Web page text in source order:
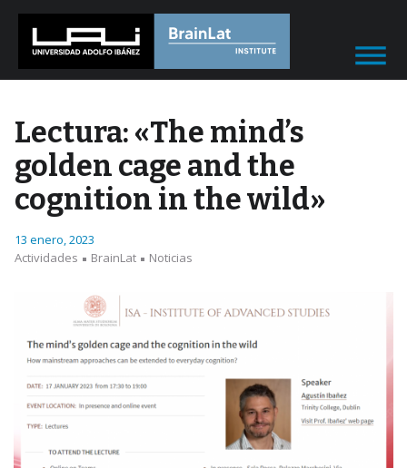
Lectura: «The mind’s
golden cage and the
cognition in the wild»
13 enero, 2023
Actividades
BrainLat Noticias